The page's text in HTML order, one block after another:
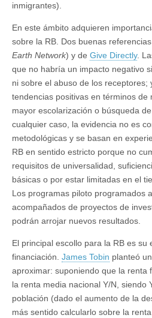
inmigrantes).
En este ámbito adquieren
sobre la RB. Dos buenas
Earth Network) y de Give Directly.
que no habría un impacto negativo
ni sobre el abuso de los receptores;
tendencias positivas en términos de
mayor escolarización o búsqueda
cualquier caso, la evidencia no es
metodológicas y se basan en
RB en sentido estricto porque no
requisitos de universalidad,
básicas o por estar limitadas en el
Los programas piloto programados
acompañados de proyectos de
podrán arrojar nuevos resultados.
El principal escollo para la RB es su
financiación. James Tobin planteó
aproximar: suponiendo que la renta
la renta media nacional Y/N, siendo
población (dado el aumento de la
más sentido calcularlo sobre la